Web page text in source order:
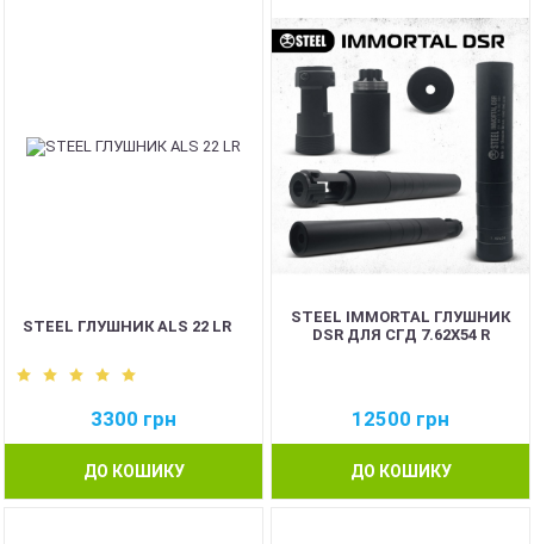
STEEL ГЛУШНИК ALS 22 LR
3300 грн
ДО КОШИКУ
STEEL IMMORTAL ГЛУШНИК
DSR ДЛЯ СГД 7.62Х54 R
12500 грн
ДО КОШИКУ